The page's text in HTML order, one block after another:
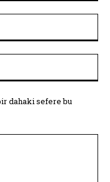
dahaki sefere bu